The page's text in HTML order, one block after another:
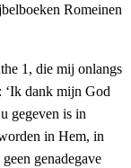
Romeinen
1, die mij onlangs
‘Ik dank mijn God
gegeven is in
in Hem, in
genadegave